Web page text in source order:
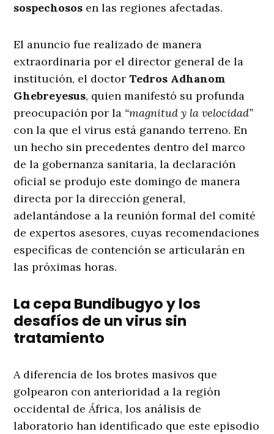
sospechosos en las regiones afectadas.
El anuncio fue realizado de manera
extraordinaria por el director general de la
institución, el doctorTedros Adhanom
Ghebreyesus, quien manifestó su profunda
preocupación por la “magnitud y la velocidad”
con la que el virus está ganando terreno. En
un hecho sin precedentes dentro del marco
de la gobernanza sanitaria, la declaración
oficial se produjo este domingo de manera
directa por la dirección general,
adelantándose a la reunión formal del comité
de expertos asesores, cuyas recomendaciones
específicas de contención se articularán en
las próximas horas.
La cepa Bundibugyo y los
desafíos de un virus sin
tratamiento
A diferencia de los brotes masivos que
golpearon con anterioridad a la región
occidental de África, los análisis de
laboratorio han identificado que este episodio